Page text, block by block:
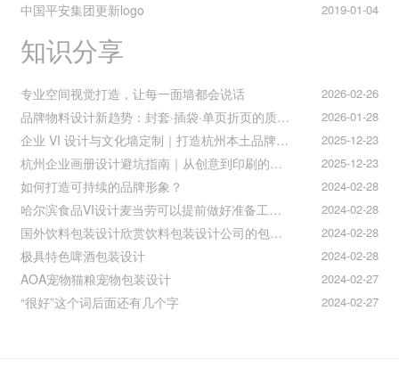
2019-01-04
中国平安集团更新logo
知识分享
2026-02-26
专业空间视觉打造，让每一面墙都会说话
2026-01-28
品牌物料设计新趋势：封套·插袋·单页折页的质感升级之道
2025-12-23
企业 VI 设计与文化墙定制｜打造杭州本土品牌专属视觉符号
2025-12-23
杭州企业画册设计避坑指南｜从创意到印刷的全流程把控
2024-02-28
如何打造可持续的品牌形象？
2024-02-28
哈尔滨食品VI设计麦当劳可以提前做好准备工作促进挪动购买
2024-02-28
国外饮料包装设计欣赏饮料包装设计公司的包装设计
2024-02-28
极具特色啤酒包装设计
2024-02-27
AOA宠物猫粮宠物包装设计
2024-02-27
“很好”这个词后面还有几个字